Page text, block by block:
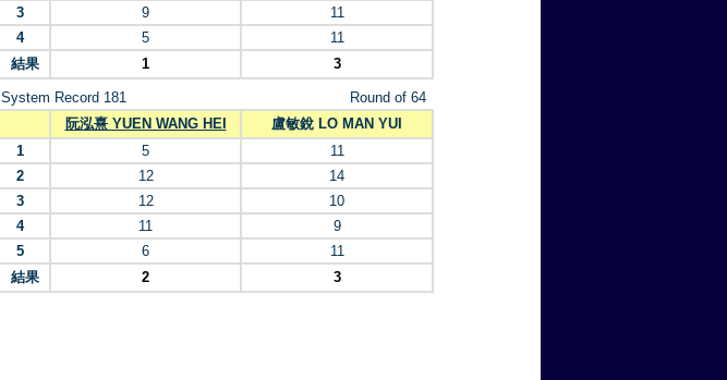
3
9
11
4
5
11
結果
1 3
System Record 181
Round of 64
阮泓熹 YUEN WANG HEI
盧敏銳 LO MAN YUI
1
5
11
2
12
14
3
12
10
4
11
9
5
6
11
結果
2 3